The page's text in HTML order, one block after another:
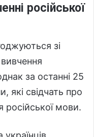
російської
зі
за останні 25
які свідчать про
російської мови.